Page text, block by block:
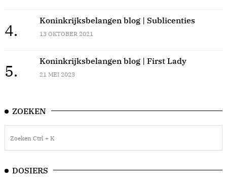
4.
Koninkrijksbelangen blog | Sublicenties
13 OKTOBER 2021
5.
Koninkrijksbelangen blog | First Lady
21 MEI 2023
ZOEKEN
DOSIERS